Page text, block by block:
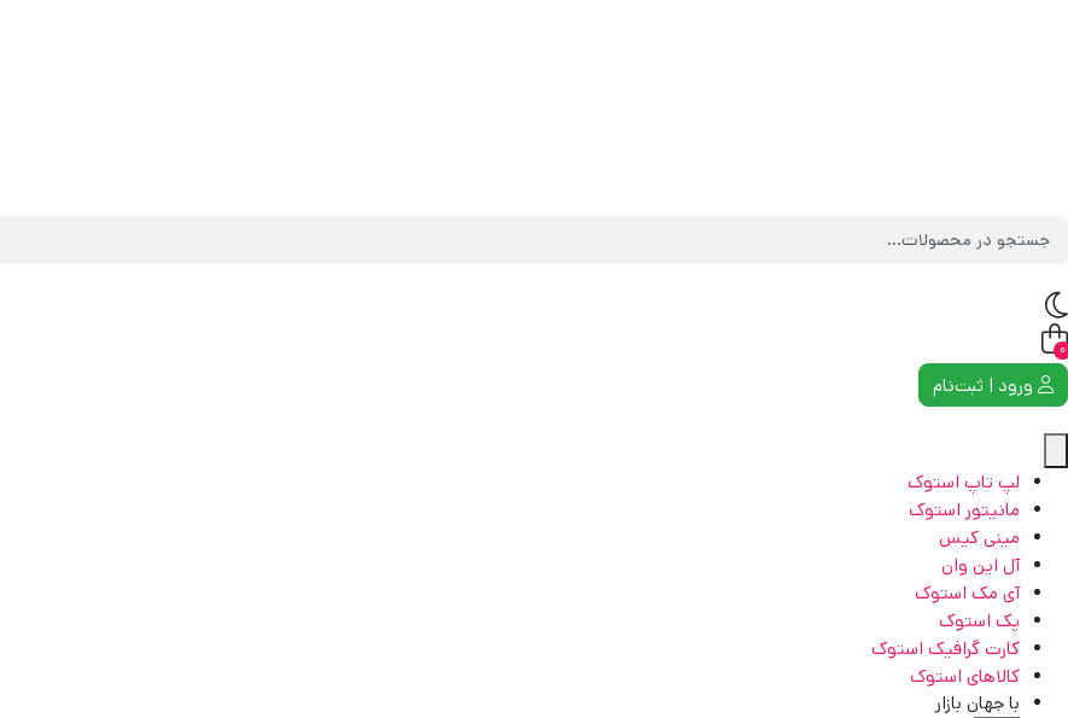
0
ورود | ثبت‌نام
لپ تاپ استوک
مانیتور استوک
مینی کیس
آل این وان
آی مک استوک
پک استوک
کارت گرافیک استوک
کالاهای استوک
با جهان بازار